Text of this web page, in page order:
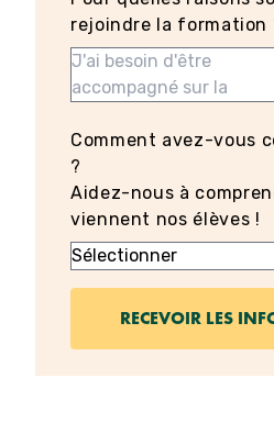
rejoindre la formation
Comment avez-vous
?
Aidez-nous à
viennent nos élèves !